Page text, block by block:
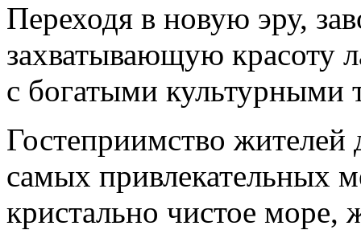
Переходя в новую эру,
захватывающую красоту
с богатыми культурными
Гостеприимство жителей
самых привлекательных
кристально чистое море,